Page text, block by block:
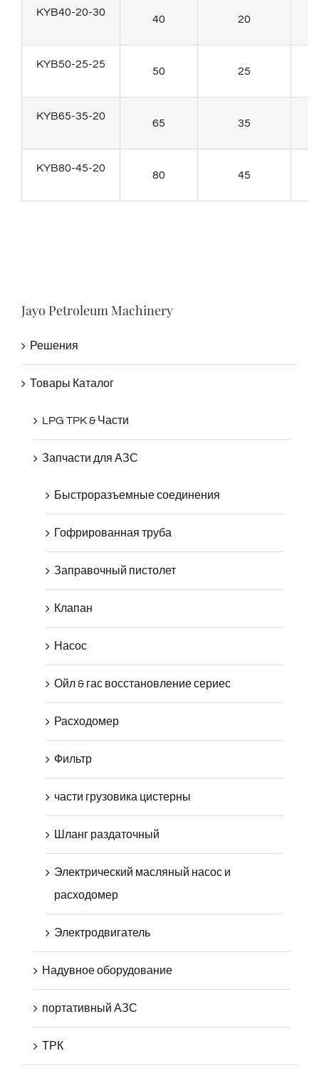
KYB40-20-30
40 20
KYB50-25-25
50 25
KYB65-35-20
65 35
KYB80-45-20
80 45
Jayo Petroleum Machinery
Решения
Товары Каталог
LPG TPK & Части
Запчасти для АЗС
Быстроразъемные соединения
Гофрированная труба
Заправочный пистолет
Клапан
Насос
Ойл & гас восстановление сериес
Расходомер
Фильтр
части грузовика цистерны
Шланг раздаточный
Электрический масляный насос и
расходомер
Электродвигатель
Надувное оборудование
портативный АЗС
ТРК